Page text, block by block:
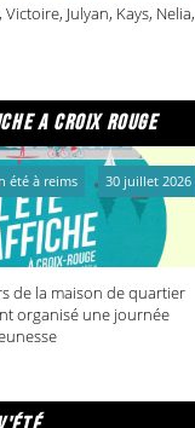
Julyan, Kays, Nelia,
a croix rouge
de la maison de quartier
organisé une journée
été à reims 30 juillet 2026